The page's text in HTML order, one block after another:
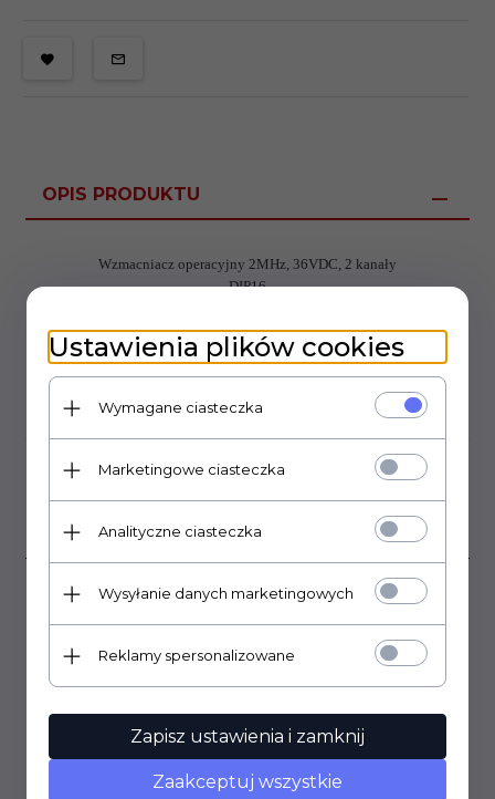
OPIS PRODUKTU
Wzmacniacz operacyjny 2MHz, 36VDC, 2 kanały
DIP16
OPINIE KLIENTÓW
Klienci, którzy kupili ten
produkt wybrali również...
Podstawka Noval
Podstawka Noval
Ustawienia plików cookies
Wymagane ciasteczka
Marketingowe ciasteczka
Analityczne ciasteczka
Wysyłanie danych marketingowych
Reklamy spersonalizowane
Zapisz ustawienia i zamknij
Zaakceptuj wszystkie